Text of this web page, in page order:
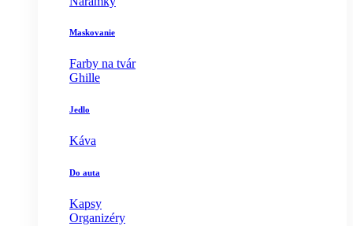
Maskovanie
Farby na tvár
Ghille
Jedlo
Káva
Do auta
Kapsy
Organizéry